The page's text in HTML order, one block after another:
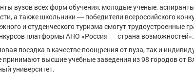
вузов всех форм обучения, молодые ученые,
а также школьники ― победители всероссийского
и студенческого туризма смогут трудоустроенные
платформы АНО «Россия ― страна возможностей».
поездка в качестве поощрения от вуза, так и
высшие учебные заведения из 98 городов от
университет.